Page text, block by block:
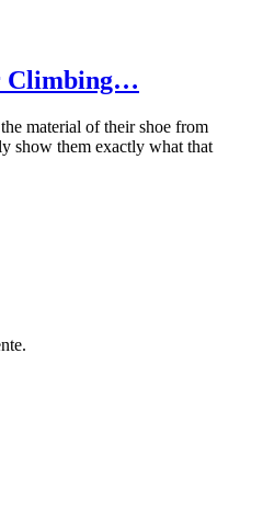
Climbing…
material of their shoe from
show them exactly what that